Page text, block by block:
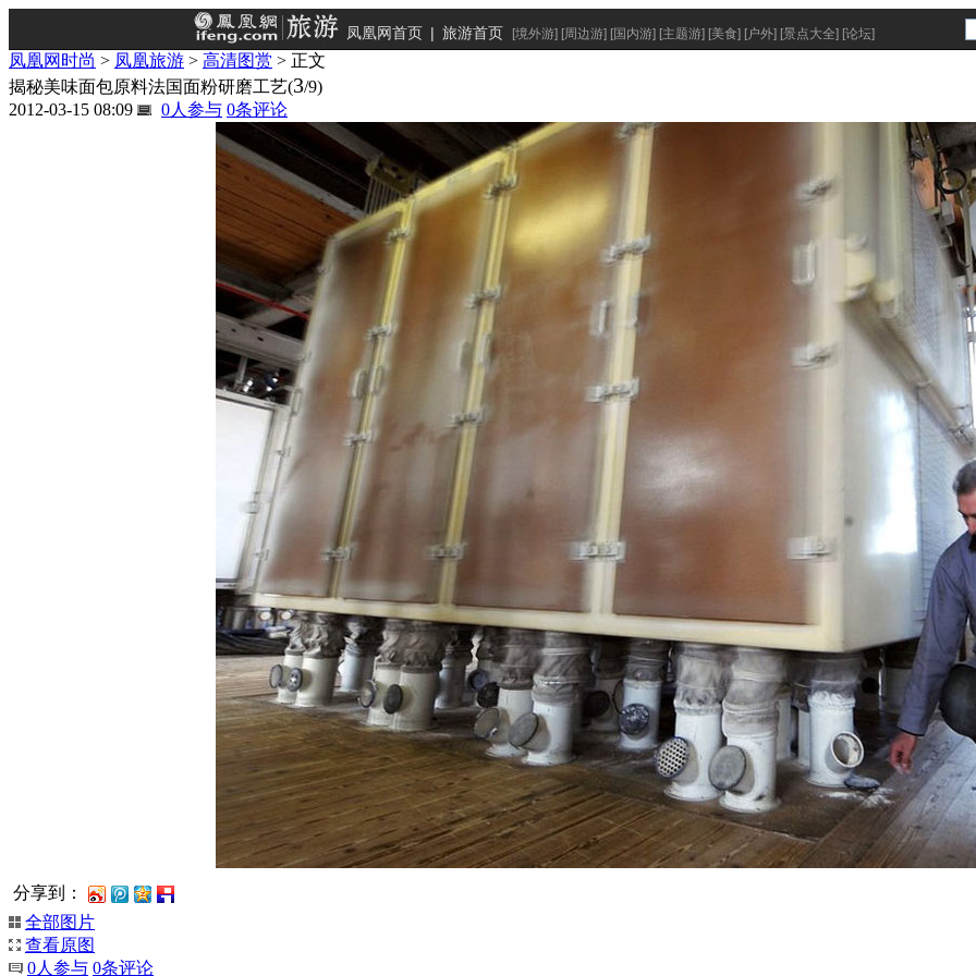
凤凰网首页 | 旅游首页 [境外游] [周边游] [国内游] [主题游] [美食] [户外] [景点大全] [论坛]
凤凰网时尚 > 凤凰旅游 > 高清图赏 > 正文
揭秘美味面包原料法国面粉研磨工艺(3/9)
2012-03-15 08:09
0人参与 0条评论
分享到：
全部图片
查看原图
0人参与 0条评论